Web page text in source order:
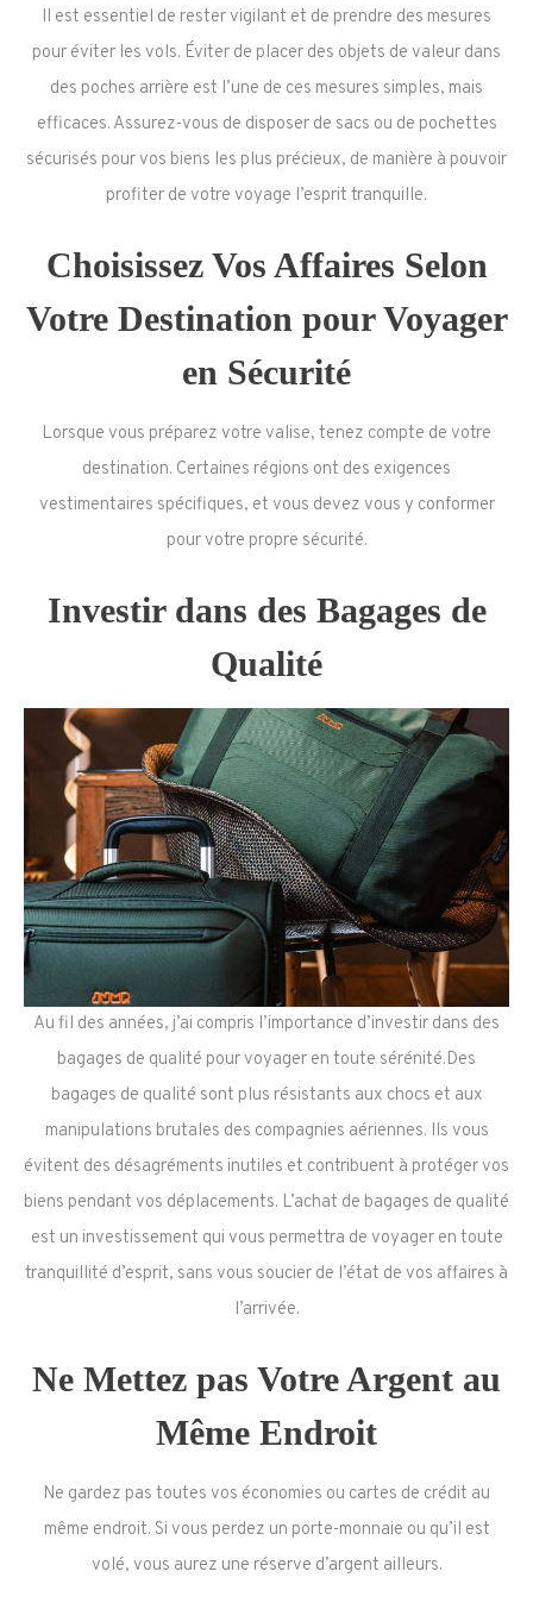
Il est essentiel de rester vigilant et de prendre des mesures
pour éviter les vols. Éviter de placer des objets de valeur dans
des poches arrière est l’une de ces mesures simples, mais
efficaces. Assurez-vous de disposer de sacs ou de pochettes
sécurisés pour vos biens les plus précieux, de manière à pouvoir
profiter de votre voyage l’esprit tranquille.
Choisissez Vos Affaires Selon
Votre Destination pour Voyager
en Sécurité
Lorsque vous préparez votre valise, tenez compte de votre
destination. Certaines régions ont des exigences
vestimentaires spécifiques, et vous devez vous y conformer
pour votre propre sécurité.
Investir dans des Bagages de
Qualité
Au fil des années, j’ai compris l’importance d’investir dans des
bagages de qualité pour voyager en toute sérénité.Des
bagages de qualité sont plus résistants aux chocs et aux
manipulations brutales des compagnies aériennes. Ils vous
évitent des désagréments inutiles et contribuent à protéger vos
biens pendant vos déplacements. L’achat de bagages de qualité
est un investissement qui vous permettra de voyager en toute
tranquillité d’esprit, sans vous soucier de l’état de vos affaires à
l’arrivée.
Ne Mettez pas Votre Argent au
Même Endroit
Ne gardez pas toutes vos économies ou cartes de crédit au
même endroit. Si vous perdez un porte-monnaie ou qu’il est
volé, vous aurez une réserve d’argent ailleurs.